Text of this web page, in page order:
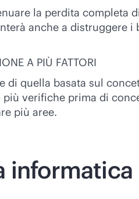
la perdita
anche a distruggere
A PIÙ FATTORI
di quella basata sul
verifiche prima di
più aree.
informatica